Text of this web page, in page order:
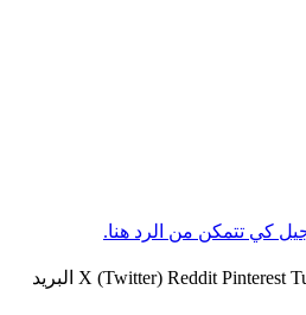
كي تتمكن من الرد هنا.
X (Twitter) Reddit Pinterest
البريد